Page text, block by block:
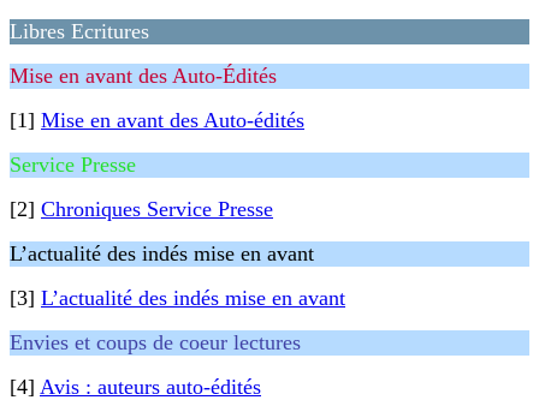
Libres Ecritures
Mise en avant des Auto-Édités
[1] Mise en avant des Auto-édités
Service Presse
[2] Chroniques Service Presse
L’actualité des indés mise en avant
[3] L’actualité des indés mise en avant
Envies et coups de coeur lectures
[4] Avis : auteurs auto-édités